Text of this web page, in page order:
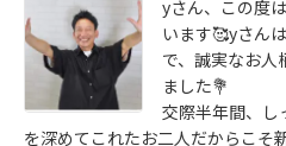
yさん、この度
います🥰yさん
で、誠実なお人
ました💐
交際半年間、し
を深めてこれたお二人だからこそ